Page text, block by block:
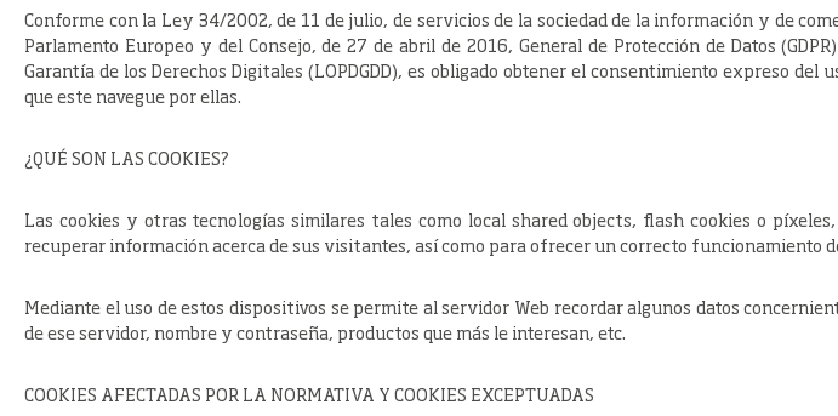
Conforme con la Ley 34/2002, de 11 de julio, de servicios de la sociedad de la información y de
Parlamento Europeo y del Consejo, de 27 de abril de 2016, General de Protección de Datos
Garantía de los Derechos Digitales (LOPDGDD), es obligado obtener el consentimiento expreso
que este navegue por ellas.
¿QUÉ SON LAS COOKIES?
Las cookies y otras tecnologías similares tales como local shared objects, flash cookies o
recuperar información acerca de sus visitantes, así como para ofrecer un correcto funcionamiento
Mediante el uso de estos dispositivos se permite al servidor Web recordar algunos datos
de ese servidor, nombre y contraseña, productos que más le interesan, etc.
COOKIES AFECTADAS POR LA NORMATIVA Y COOKIES EXCEPTUADAS